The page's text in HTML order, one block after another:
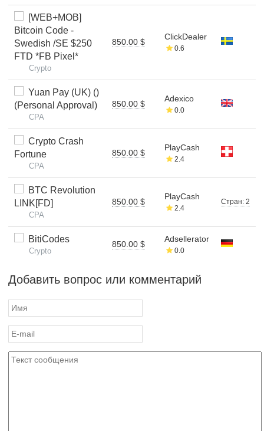
[WEB+MOB]
Bitcoin Code -
Swedish /SE $250
FTD *FB Pixel*
Crypto
850.00 $
ClickDealer
0.6
Yuan Pay (UK) ()
(Personal Approval)
CPA
850.00 $
Adexico
0.0
Crypto Crash
Fortune
CPA
850.00 $
PlayCash
2.4
BTC Revolution
LINK[FD]
CPA
850.00 $
PlayCash
2.4
Стран: 2
BitiCodes
Crypto
850.00 $
Adsellerator
0.0
Добавить вопрос или комментарий